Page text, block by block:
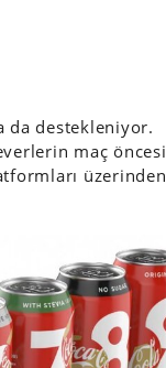
da destekleniyor.
maç öncesi
üzerinden